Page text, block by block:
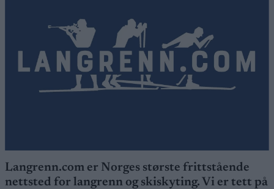
Langrenn.com er Norges største frittstående
nettsted for langrenn og skiskyting. Vi er tett på